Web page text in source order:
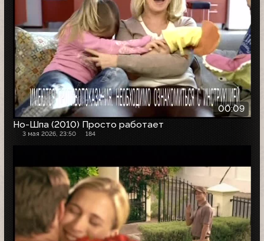
00:09
Но-Шпа (2010) Просто работает
3 мая 2026, 23:50 184